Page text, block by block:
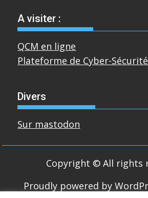
A visiter :
QCM en ligne
Plateforme de Cyber-Sécurité
Divers
Sur mastodon
Copyright © All rights
Proudly powered by